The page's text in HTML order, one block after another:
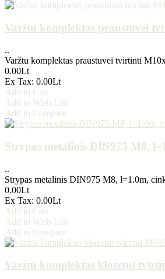
Varžtu komplektas praustuvei
..
Varžtu komplektas praustuvei tvirtinti
0.00Lt
Ex Tax: 0.00Lt
Add to Cart
Add to Wish List
Add to Compare
Strypas metalinis DIN975 M8,
..
Strypas metalinis DIN975 M8, l=1.0m,
0.00Lt
Ex Tax: 0.00Lt
Add to Cart
Add to Wish List
Add to Compare
Varžtu komplektas klozetui